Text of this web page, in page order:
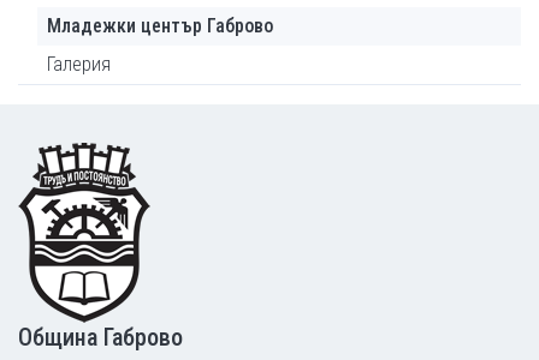
Младежки център Габрово
Галерия
Footer
Община Габрово